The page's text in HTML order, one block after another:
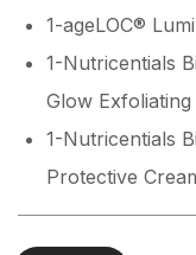
1-ageLOC®
1-Nutricentials
Glow
1-Nutricentials
Protective